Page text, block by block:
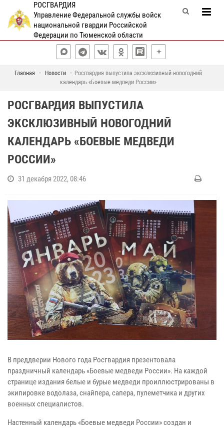
РОСГВАРДИЯ
Управление Федеральной службы войск
национальной гвардии Российской
Федерации по Тюменской области
Главная Новости
Росгвардия выпустила эксклюзивный новогодний
календарь «Боевые медведи России»
РОСГВАРДИЯ ВЫПУСТИЛА
ЭКСКЛЮЗИВНЫЙ НОВОГОДНИЙ
КАЛЕНДАРЬ «БОЕВЫЕ МЕДВЕДИ
РОССИИ»
31 декабря 2022, 08:46
В преддверии Нового года Росгвардия презентовала
праздничный календарь «Боевые медведи России». На каждой
странице издания белые и бурые медведи проиллюстрированы в
экипировке водолаза, снайпера, сапера, пулеметчика и других
военных специалистов.
Настенный календарь «Боевые медведи России» создан и